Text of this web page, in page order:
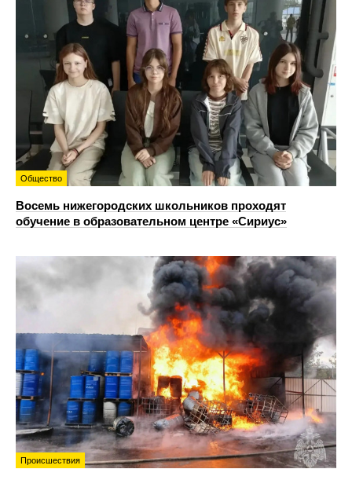
Общество
Восемь нижегородских школьников проходят
обучение в образовательном центре «Сириус»
Происшествия